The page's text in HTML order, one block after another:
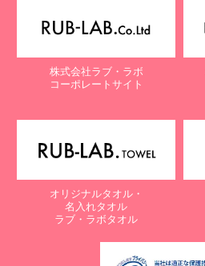
株式会社ラブ・ラボ
コーポレートサイト
オリジナルタオル・
名入れタオル
ラブ・ラボタオル